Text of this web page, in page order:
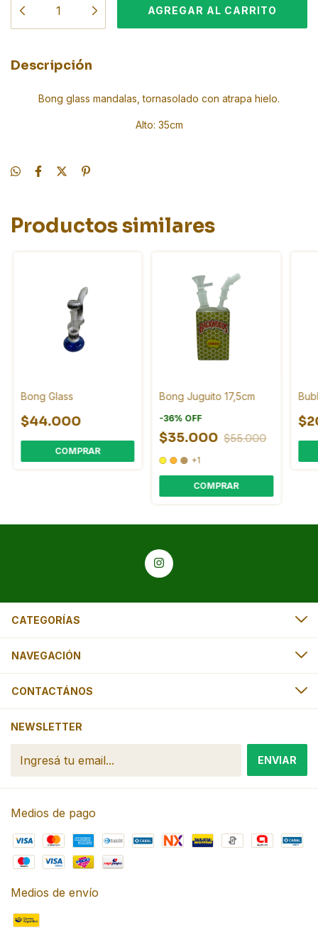
Descripción
Bong glass mandalas, tornasolado con atrapa hielo.
Alto: 35cm
Productos similares
Bong Glass
$44.000
Bong Juguito 17,5cm
-36% OFF
$35.000 $55.000
+1
COMPRAR
CATEGORÍAS
NAVEGACIÓN
CONTACTÁNOS
NEWSLETTER
Medios de pago
Medios de envío